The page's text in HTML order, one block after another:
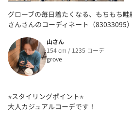
グローブの毎日着たくなる、もちもち
さんさんのコーディネート（83033095）
山さん
154 cm / 1235 コーデ
grove
⭐︎スタイリングポイント⭐︎
大人カジュアルコーデです！